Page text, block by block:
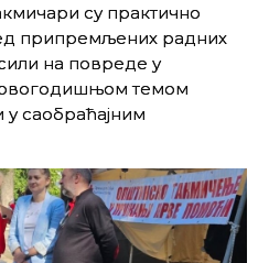
су практично
припремљених радних
на повреде у
овогодишњом темом
саобраћајним